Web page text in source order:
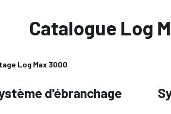
Catalogue Log
Log Max 3000
d'ébranchage